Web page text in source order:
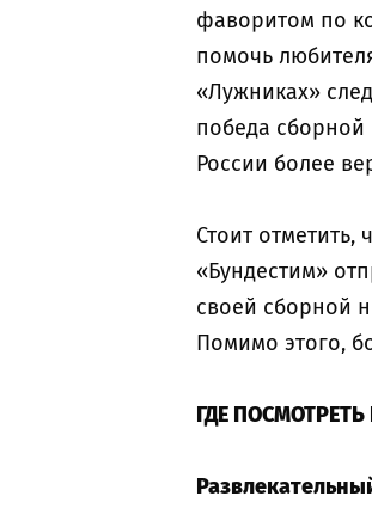
фаворитом по
помочь
«Лужниках»
победа сборной
России более
Стоит
«Бундестим»
своей сборной
Помимо этого,
ГДЕ ПОСМОТРЕТЬ